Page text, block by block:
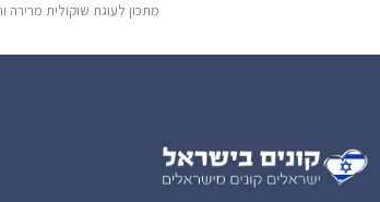
מתכון לעוגת שוקולית מרירה